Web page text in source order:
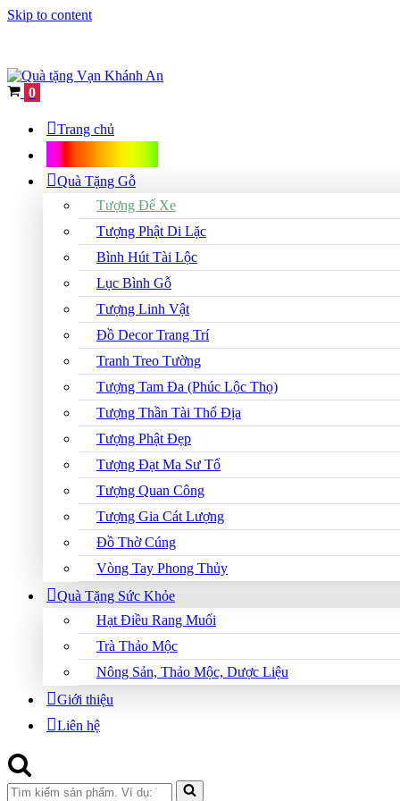
Skip to content
Cart
0
Trang chủ
Quà Tặng Gỗ
Tượng Để Xe
Tượng Phật Di Lặc
Bình Hút Tài Lộc
Lục Bình Gỗ
Tượng Linh Vật
Đồ Decor Trang Trí
Tranh Treo Tường
Tượng Tam Đa (Phúc Lộc Thọ)
Tượng Thần Tài Thổ Địa
Tượng Phật Đẹp
Tượng Đạt Ma Sư Tổ
Tượng Quan Công
Tượng Gia Cát Lượng
Đồ Thờ Cúng
Vòng Tay Phong Thủy
Quà Tặng Sức Khỏe
Hạt Điều Rang Muối
Trà Thảo Mộc
Nông Sản, Thảo Mộc, Dược Liệu
Giới thiệu
Liên hệ
Search